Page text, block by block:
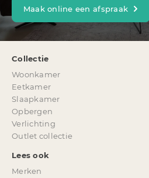
Maak online een afspraak
Collectie
Woonkamer
Eetkamer
Slaapkamer
Opbergen
Verlichting
Outlet collectie
Lees ook
Merken